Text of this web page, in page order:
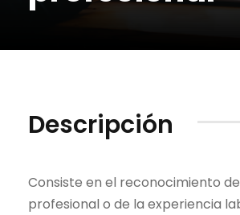
Descripción
Consiste en el reconocimiento
profesional o de la experiencia